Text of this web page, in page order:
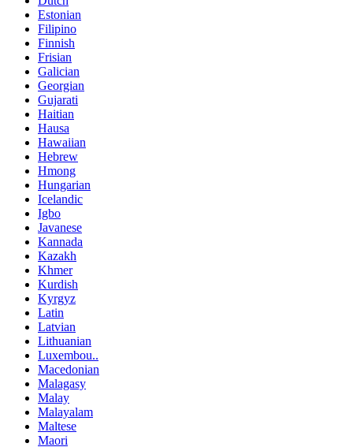
Estonian
Filipino
Finnish
Frisian
Galician
Georgian
Gujarati
Haitian
Hausa
Hawaiian
Hebrew
Hmong
Hungarian
Icelandic
Igbo
Javanese
Kannada
Kazakh
Khmer
Kurdish
Kyrgyz
Latin
Latvian
Lithuanian
Luxembou..
Macedonian
Malagasy
Malay
Malayalam
Maltese
Maori